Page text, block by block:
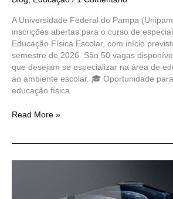
A Universidade Federal do Pampa
inscrições abertas para o curso de
Educação Física Escolar, com início
semestre de 2026. São 50 vagas
que desejam se especializar na área de
ao ambiente escolar. 🎓 Oportunidade
educação física
Read More »